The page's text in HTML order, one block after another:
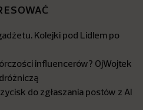
Kolejki pod Lidlem po
influencerów? OjWojtek
do zgłaszania postów z AI